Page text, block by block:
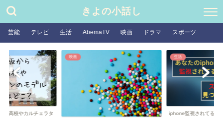
きよの小話し
芸能 テレビ 生活 AbemaTV 映画 ドラマ スポーツ
台高校やカルチェラタ
映画 生活
iphone監視されてるか